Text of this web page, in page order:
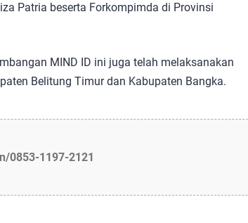
Patria beserta Forkompimda di Provinsi
MIND ID ini juga telah melaksanakan
Belitung Timur dan Kabupaten Bangka.
0853-1197-2121